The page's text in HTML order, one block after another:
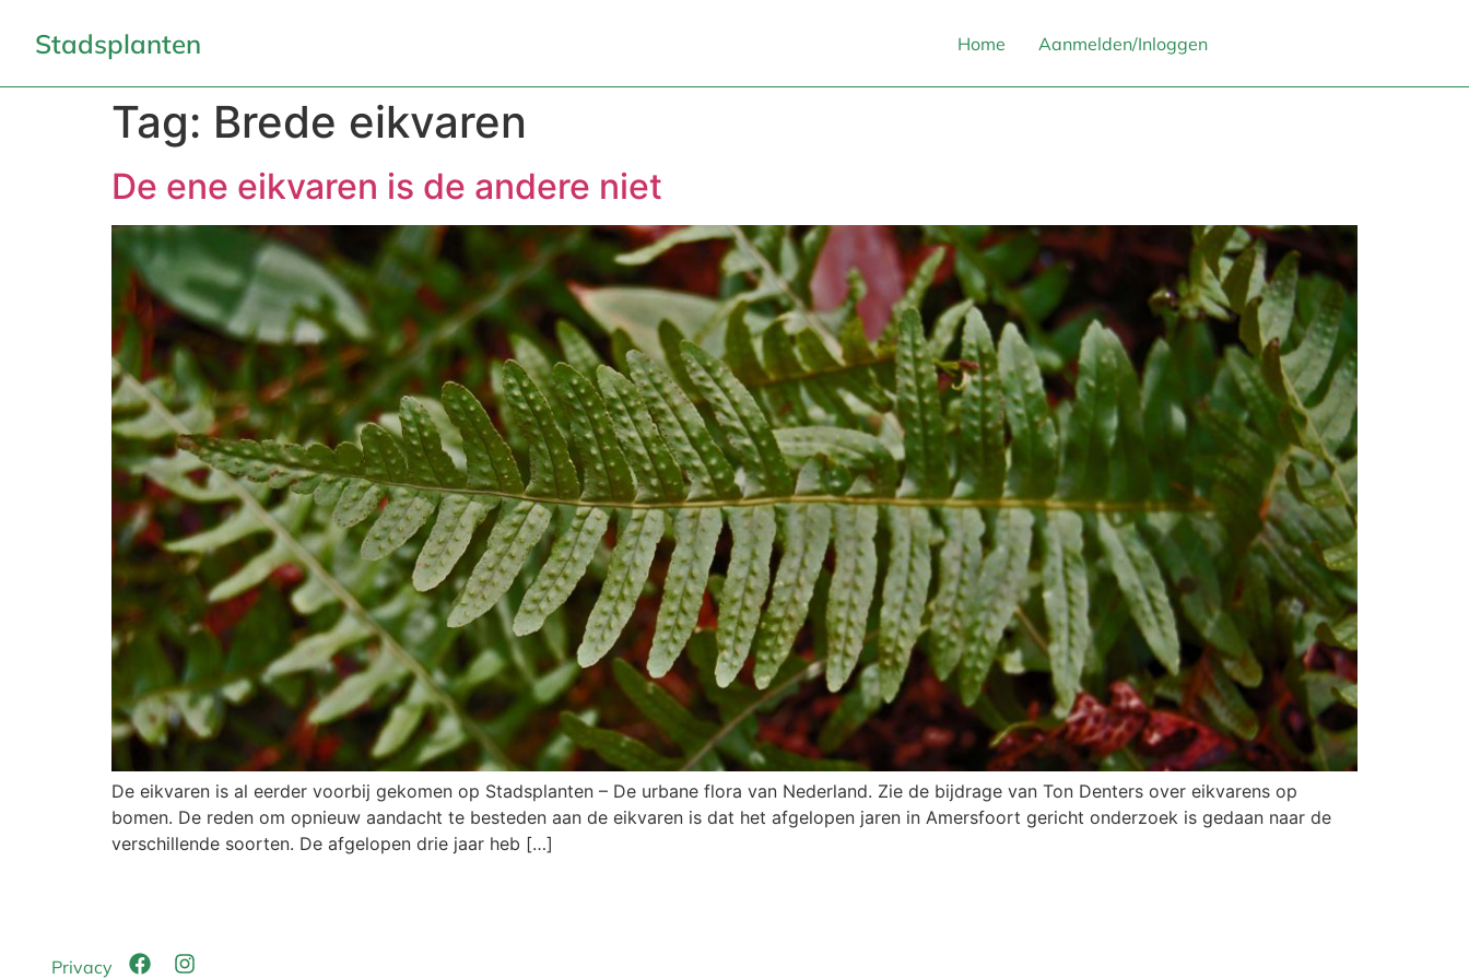
Stadsplanten Home Aanmelden/Inloggen
Tag: Brede eikvaren
De ene eikvaren is de andere niet
De eikvaren is al eerder voorbij gekomen op Stadsplanten – De urbane flora van Nederland. Zie de bijdrage van Ton Denters over eikvarens op
bomen. De reden om opnieuw aandacht te besteden aan de eikvaren is dat het afgelopen jaren in Amersfoort gericht onderzoek is gedaan naar de
verschillende soorten. De afgelopen drie jaar heb […]
Privacy